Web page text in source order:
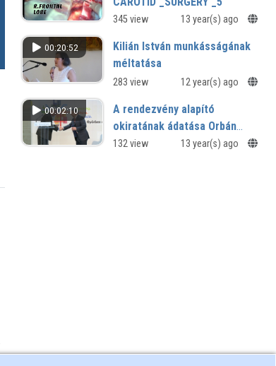
A belső fejverő ér ( carotis interna) és
communicans posterior) szögletében
345 view 13 year(s) ago
00:20:52
Kilián István munkásságának
méltatása
283 view 12 year(s) ago
00:02:10
A rendezvény alapító
okiratának ádatása Orbán
Viktor miniszterelnöknek
132 view 13 year(s) ago